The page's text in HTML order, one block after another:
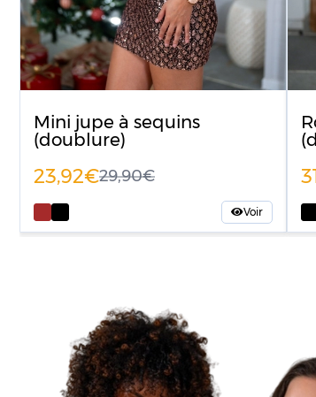
Mini jupe à sequins
(doublure)
23,9229,90
Voir